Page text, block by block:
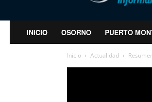
INICIO OSORNO PUERTO
Inicio Actualidad